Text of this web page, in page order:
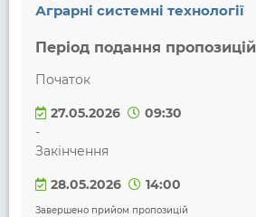
Аграрні системні технології
Період подання пропозицій
Початок
27.05.2026
09:30
-
Закінчення
28.05.2026 14:00
Завершено прийом пропозицій